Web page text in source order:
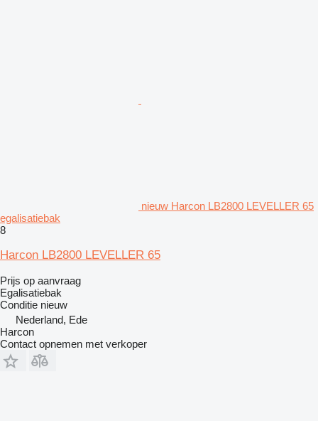
nieuw Harcon LB2800 LEVELLER 65
egalisatiebak
8
Harcon LB2800 LEVELLER 65
Prijs op aanvraag
Egalisatiebak
Conditie nieuw
Nederland, Ede
Harcon
Contact opnemen met verkoper